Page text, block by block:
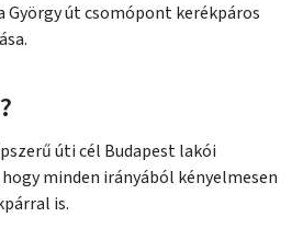
György út csomópont kerékpáros
úti cél Budapest lakói
minden irányából kényelmesen
is.